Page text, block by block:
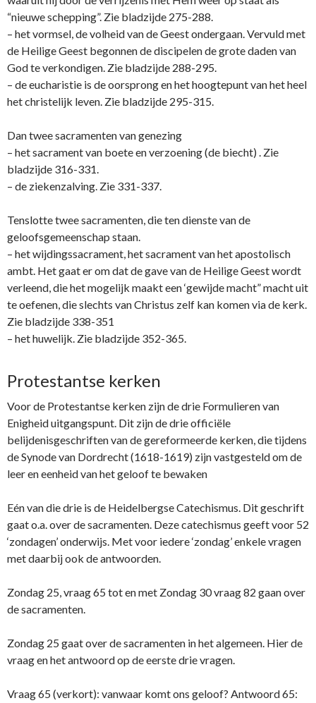
“nieuwe schepping”. Zie bladzijde 275-288.
– het vormsel, de volheid van de Geest ondergaan. Vervuld met
de Heilige Geest begonnen de discipelen de grote daden van
God te verkondigen. Zie bladzijde 288-295.
– de eucharistie is de oorsprong en het hoogtepunt van het heel
het christelijk leven. Zie bladzijde 295-315.
Dan twee sacramenten van genezing
– het sacrament van boete en verzoening (de biecht) . Zie
bladzijde 316-331.
– de ziekenzalving. Zie 331-337.
Tenslotte twee sacramenten, die ten dienste van de
geloofsgemeenschap staan.
– het wijdingssacrament, het sacrament van het apostolisch
ambt. Het gaat er om dat de gave van de Heilige Geest wordt
verleend, die het mogelijk maakt een ‘gewijde macht” macht uit
te oefenen, die slechts van Christus zelf kan komen via de kerk.
Zie bladzijde 338-351
– het huwelijk. Zie bladzijde 352-365.
Protestantse kerken
Voor de Protestantse kerken zijn de drie Formulieren van
Enigheid uitgangspunt. Dit zijn de drie officiële
belijdenisgeschriften van de gereformeerde kerken, die tijdens
de Synode van Dordrecht (1618-1619) zijn vastgesteld om de
leer en eenheid van het geloof te bewaken
Eén van die drie is de Heidelbergse Catechismus. Dit geschrift
gaat o.a. over de sacramenten. Deze catechismus geeft voor 52
‘zondagen’ onderwijs. Met voor iedere ‘zondag’ enkele vragen
met daarbij ook de antwoorden.
Zondag 25, vraag 65 tot en met Zondag 30 vraag 82 gaan over
de sacramenten.
Zondag 25 gaat over de sacramenten in het algemeen. Hier de
vraag en het antwoord op de eerste drie vragen.
Vraag 65 (verkort): vanwaar komt ons geloof? Antwoord 65: